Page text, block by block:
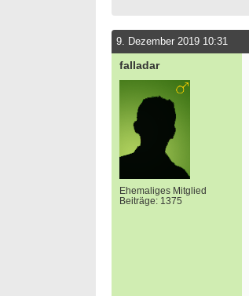
9. Dezember 2019 10:31
falladar
Ehemaliges Mitglied
Beiträge: 1375